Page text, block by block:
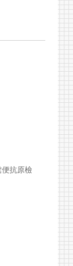
便抗原檢